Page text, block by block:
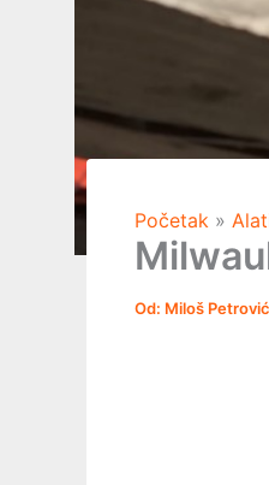
Početak
Od: Miloš Petrović